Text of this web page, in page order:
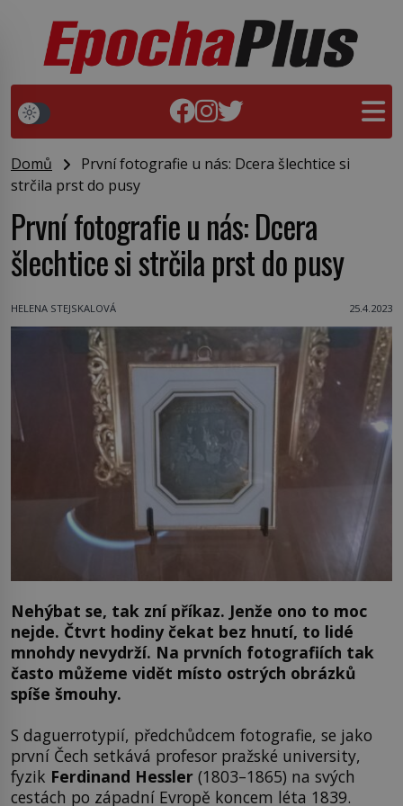
Domů
První fotografie u nás: Dcera šlechtice si
strčila prst do pusy
První fotografie u nás: Dcera
šlechtice si strčila prst do pusy
HELENA STEJSKALOVÁ 25.4.2023
Nehýbat se, tak zní příkaz. Jenže ono to moc
nejde. Čtvrt hodiny čekat bez hnutí, to lidé
mnohdy nevydrží. Na prvních fotografiích tak
často můžeme vidět místo ostrých obrázků
spíše šmouhy.
S daguerrotypií, předchůdcem fotografie, se jako
první Čech setkává profesor pražské university,
fyzik Ferdinand Hessler (1803–1865) na svých
cestách po západní Evropě koncem léta 1839.